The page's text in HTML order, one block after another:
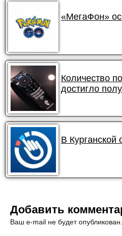
«МегаФон»
Количество
достигло
В Курганской
Добавить
Ваш e-mail не будет